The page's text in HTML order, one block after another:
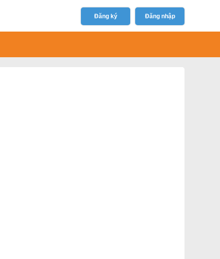
Đăng ký Đăng nhập